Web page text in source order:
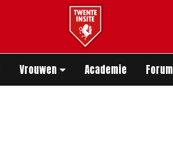
Vrouwen Academie Forum